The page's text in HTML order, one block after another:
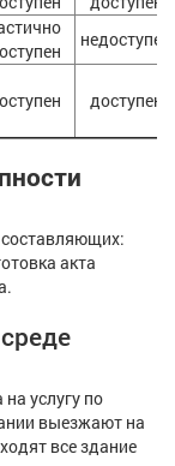
недоступен
доступен
составляющих:
акта
услугу по
выезжают на
все здание